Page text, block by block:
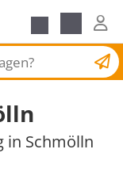
in Schmölln